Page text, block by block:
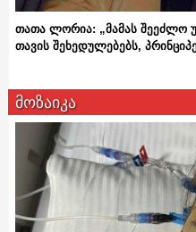
თათა ლორია: „მამას შეეძლო
თავის შეხედულებებს,
მოზაიკა